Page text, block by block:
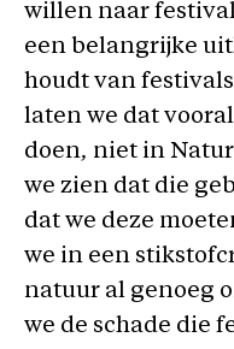
willen naar
een belangrijke
houdt van
laten we dat
doen, niet in
we zien dat die
dat we deze
we in een
natuur al genoeg
we de schade die